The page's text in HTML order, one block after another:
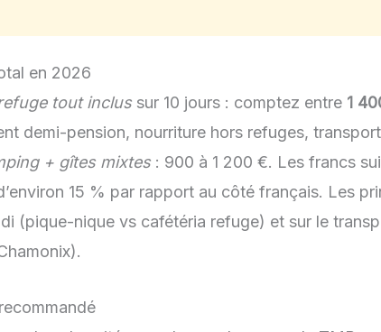
en 2026
tout inclus sur 10 jours : comptez entre 1
demi-pension, nourriture hors refuges,
+ gîtes mixtes : 900 à 1 200 €. Les francs
15 % par rapport au côté français. Les
(pique-nique vs cafétéria refuge) et sur le